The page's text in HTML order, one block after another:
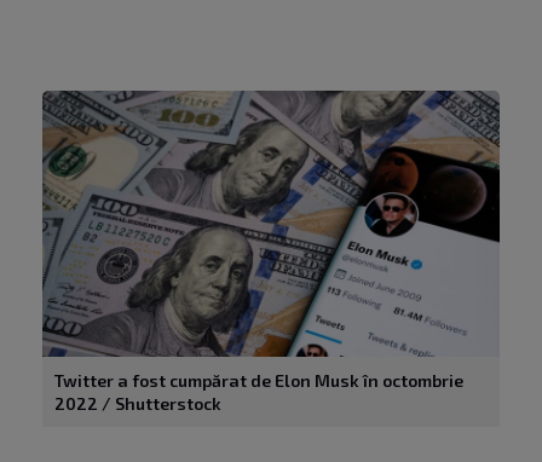
Twitter a fost cumpărat de Elon Musk în octombrie
2022 / Shutterstock